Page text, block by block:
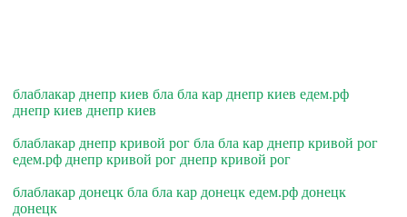
блаблакар днепр киев бла бла кар днепр киев едем.рф
днепр киев днепр киев
блаблакар днепр кривой рог бла бла кар днепр кривой рог
едем.рф днепр кривой рог днепр кривой рог
блаблакар донецк бла бла кар донецк едем.рф донецк
донецк